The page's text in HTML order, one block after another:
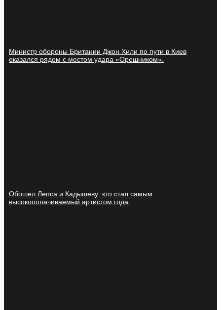
Министр обороны Британии Джон Хили по пути в Киев
оказался рядом с местом удара «Орешником».
Обошел Лепса и Кадышеву: кто стал самым
высокооплачиваемый артистом года.